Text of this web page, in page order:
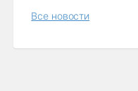
Все новости